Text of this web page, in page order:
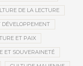
DE LA LECTURE
DÉVELOPPEMENT
ET PAIX
ET SOUVERAINETÉ